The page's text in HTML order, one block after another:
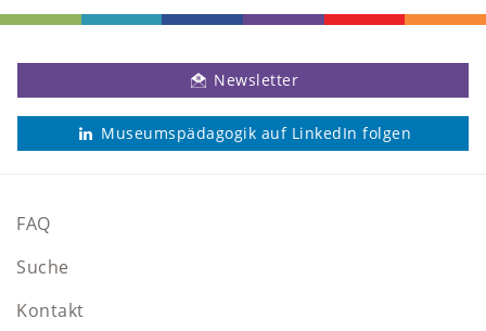
Newsletter
Museumspädagogik auf LinkedIn folgen
FAQ
Suche
Kontakt